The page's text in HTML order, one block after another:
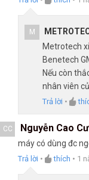
M
Metrotech
Benetech
Nếu còn
nhân viên
Trả lời •
CC Nguyễn Cao
máy có dùng đc
Trả lời • thích • 1